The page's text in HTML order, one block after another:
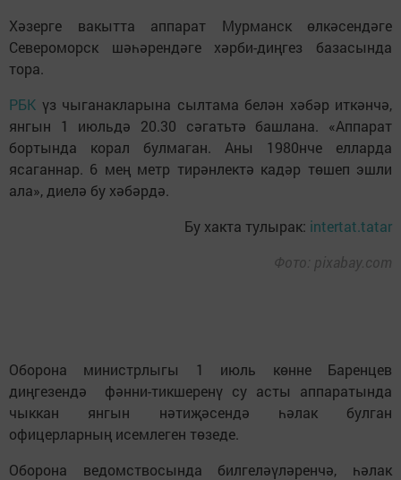
Хәзерге вакытта аппарат Мурманск өлкәсендәге
Североморск шәһәрендәге хәрби-диңгез базасында
тора.
РБК үз чыганакларына сылтама белән хәбәр иткәнчә,
янгын 1 июльдә 20.30 сәгатьтә башлана. «Аппарат
бортында корал булмаган. Аны 1980нче елларда
ясаганнар. 6 мең метр тирәнлектә кадәр төшеп эшли
ала», диелә бу хәбәрдә.
Бу хакта тулырак: intertat.tatar
Фото: pixabay.com
Оборона министрлыгы 1 июль көнне Баренцев
диңгезендә фәнни-тикшеренү су асты аппаратында
чыккан янгын нәтиҗәсендә һәлак булган
офицерларның исемлеген төзеде.
Оборона ведомствосында билгеләүләренчә, һәлак